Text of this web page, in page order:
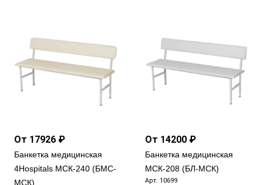
От 17926 ₽
Банкетка медицинская
4Hospitals МСК-240 (БМС-
МСК)
От 14200 ₽
Банкетка медицинская
МСК-208 (БЛ-МСК)
Арт. 10699